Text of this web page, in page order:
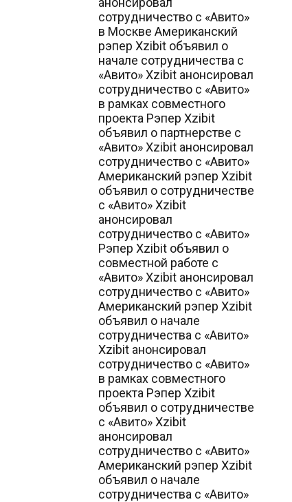
сотрудничество с «Авито»
в Москве Американский
рэпер Xzibit объявил о
начале сотрудничества с
«Авито» Xzibit анонсировал
сотрудничество с «Авито»
в рамках совместного
проекта Рэпер Xzibit
объявил о партнерстве с
«Авито» Xzibit анонсировал
сотрудничество с «Авито»
Американский рэпер Xzibit
объявил о сотрудничестве
с «Авито» Xzibit
анонсировал
сотрудничество с «Авито»
Рэпер Xzibit объявил о
совместной работе с
«Авито» Xzibit анонсировал
сотрудничество с «Авито»
Американский рэпер Xzibit
объявил о начале
сотрудничества с «Авито»
Xzibit анонсировал
сотрудничество с «Авито»
в рамках совместного
проекта Рэпер Xzibit
объявил о сотрудничестве
с «Авито» Xzibit
анонсировал
сотрудничество с «Авито»
Американский рэпер Xzibit
объявил о начале
сотрудничества с «Авито»